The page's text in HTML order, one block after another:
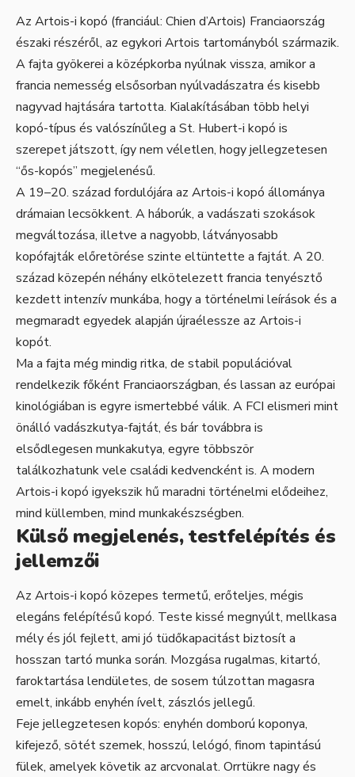
Az Artois-i kopó (franciául: Chien d’Artois) Franciaország
északi részéről, az egykori Artois tartományból származik.
A fajta gyökerei a középkorba nyúlnak vissza, amikor a
francia nemesség elsősorban nyúlvadászatra és kisebb
nagyvad hajtására tartotta. Kialakításában több helyi
kopó-típus és valószínűleg a St. Hubert-i kopó is
szerepet játszott, így nem véletlen, hogy jellegzetesen
“ős-kopós” megjelenésű.
A 19–20. század fordulójára az Artois-i kopó állománya
drámaian lecsökkent. A háborúk, a vadászati szokások
megváltozása, illetve a nagyobb, látványosabb
kopófajták előretörése szinte eltüntette a fajtát. A 20.
század közepén néhány elkötelezett francia tenyésztő
kezdett intenzív munkába, hogy a történelmi leírások és a
megmaradt egyedek alapján újraélessze az Artois-i
kopót.
Ma a fajta még mindig ritka, de stabil populációval
rendelkezik főként Franciaországban, és lassan az európai
kinológiában is egyre ismertebbé válik. A FCI elismeri mint
önálló vadászkutya-fajtát, és bár továbbra is
elsődlegesen munkakutya, egyre többször
találkozhatunk vele családi kedvencként is. A modern
Artois-i kopó igyekszik hű maradni történelmi elődeihez,
mind küllemben, mind munkakészségben.
Külső megjelenés, testfelépítés és
jellemzői
Az Artois-i kopó közepes termetű, erőteljes, mégis
elegáns felépítésű kopó. Teste kissé megnyúlt, mellkasa
mély és jól fejlett, ami jó tüdőkapacitást biztosít a
hosszan tartó munka során. Mozgása rugalmas, kitartó,
faroktartása lendületes, de sosem túlzottan magasra
emelt, inkább enyhén ívelt, zászlós jellegű.
Feje jellegzetesen kopós: enyhén domború koponya,
kifejező, sötét szemek, hosszú, lelógó, finom tapintású
fülek, amelyek követik az arcvonalat. Orrtükre nagy és